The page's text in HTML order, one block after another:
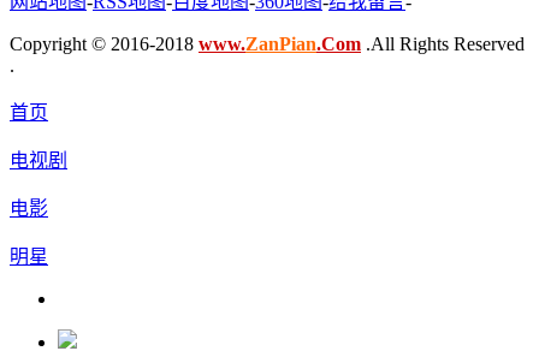
Copyright © 2016-2018 www.ZanPian.Com .All Rights Reserved
.
首页
电视剧
电影
明星